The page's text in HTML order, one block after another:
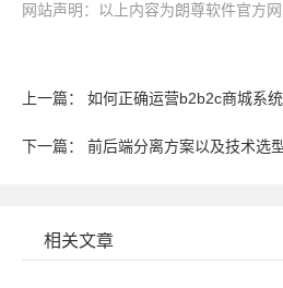
网站声明：以上内容为朗尊软件官方
上一篇： 如何正确运营b2b2c商城系
下一篇： 前后端分离方案以及技术选
相关文章